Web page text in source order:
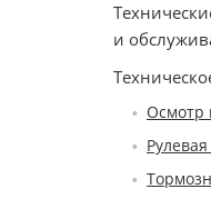
и
Осмотр